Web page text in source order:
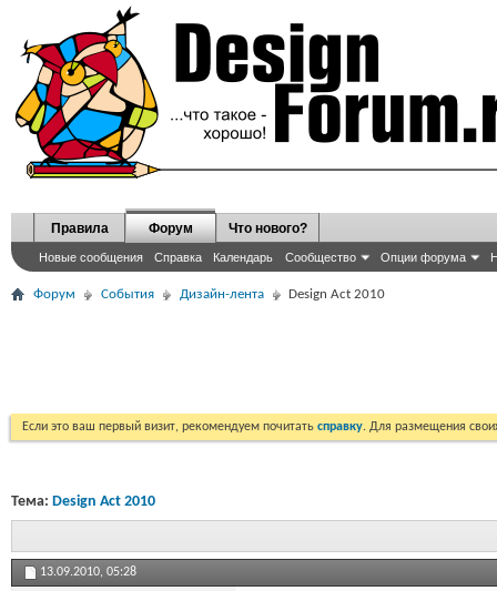
Правила Форум
Новые сообщения Справка Календарь Сообщество Опции форума
Что нового?
Форум События Дизайн-лента Design Act 2010
Если это ваш первый визит, рекомендуем почитать справку. Для размещения
Тема: Design Act 2010
13.09.2010, 05:28